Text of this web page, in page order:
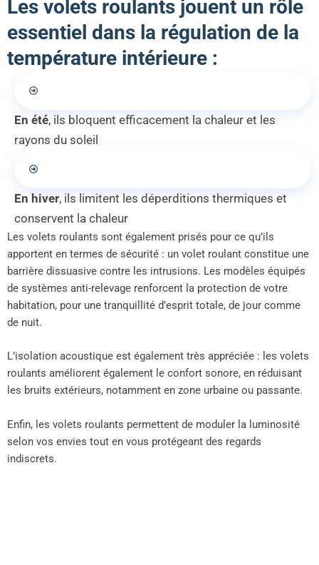
Les volets roulants jouent un rôle
essentiel dans la régulation de la
température intérieure :
En été, ils bloquent efficacement la chaleur et les
rayons du soleil
En hiver, ils limitent les déperditions thermiques et
conservent la chaleur
Les volets roulants sont également prisés pour ce qu’ils
apportent en termes de sécurité : un volet roulant constitue une
barrière dissuasive contre les intrusions. Les modèles équipés
de systèmes anti-relevage renforcent la protection de votre
habitation, pour une tranquillité d’esprit totale, de jour comme
de nuit.
L’isolation acoustique est également très appréciée : les volets
roulants améliorent également le confort sonore, en réduisant
les bruits extérieurs, notamment en zone urbaine ou passante.
Enfin, les volets roulants permettent de moduler la luminosité
selon vos envies tout en vous protégeant des regards
indiscrets.